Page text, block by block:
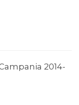
Campania 2014-